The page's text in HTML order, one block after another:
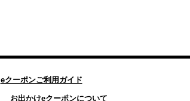
eクーポンご利用ガイド
お出かけeクーポンについて